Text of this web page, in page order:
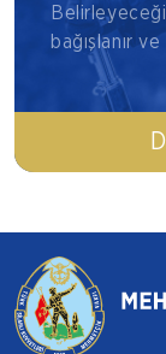
bağışlanır